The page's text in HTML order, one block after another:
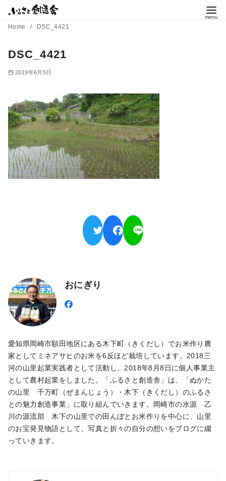
Home DSC_4421
DSC_4421
2019年6月5日
おにぎり
愛知県岡崎市額田地区にある木下町（きくだし）でお米作り農
家としてミネアサヒのお米を6反ほど栽培しています。2018三
河の山里起業実践者として活動し、2018年8月8日に個人事業主
として農村起業をしました。「ふるさと創造舎」は、「ぬかた
の山里 千万町（ぜまんじょう）・木下（きくだし）のふるさ
との魅力創造事業」に取り組んでいきます。岡崎市の水源 乙
川の源流部 木下の山里での田んぼとお米作りを中心に、山里
のお宝発見物語として、写真と折々の自分の想いをブログに綴
っていきます。